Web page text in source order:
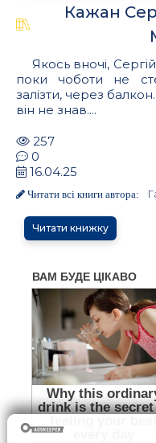
Кажан
Якось вночі,
поки чоботи не
залізти, через
він не знав....
257
0
16.04.25
Читати всі книги автора:
Читати книжку